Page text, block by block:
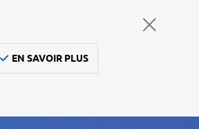
EN SAVOIR PLUS